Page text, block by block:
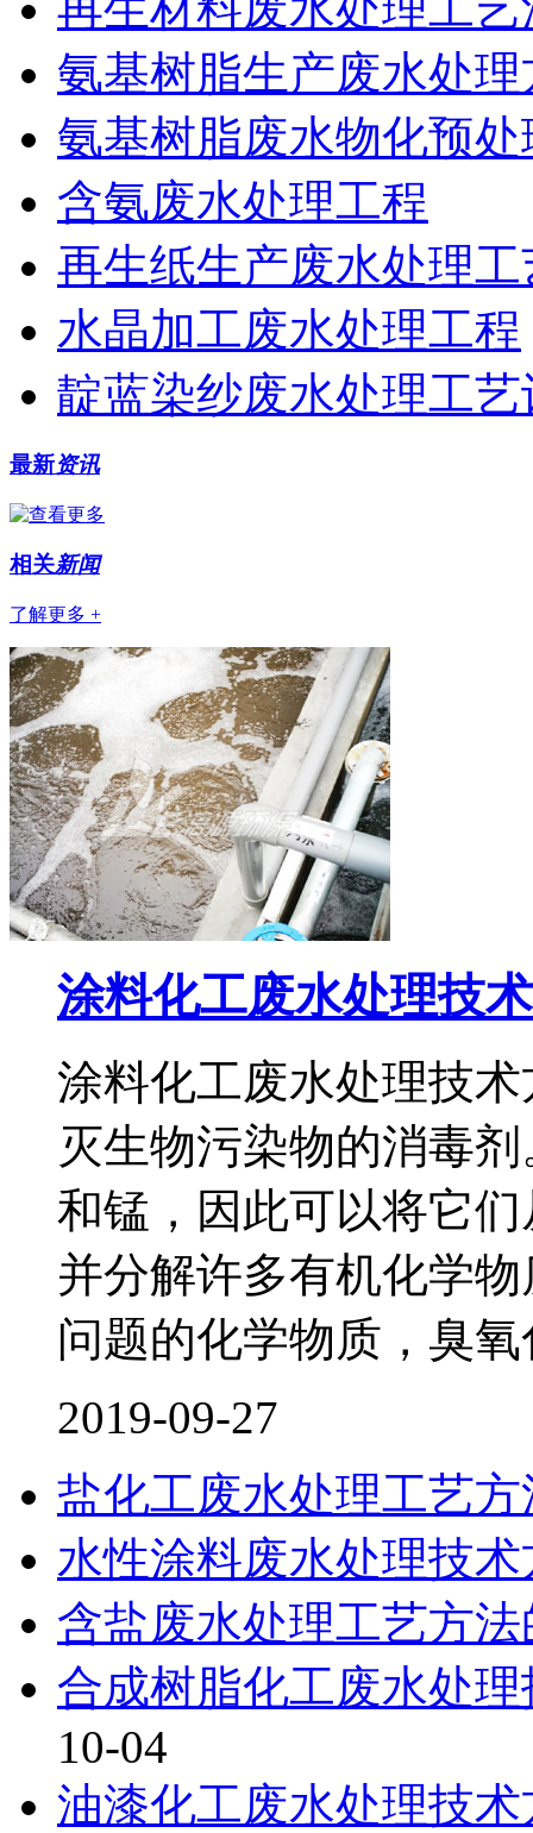
氨基树脂生产废水处理
氨基树脂废水物化预
含氨废水处理工程
再生纸生产废水处理工
水晶加工废水处理工程
靛蓝染纱废水处理工艺
最新资讯
相关新闻
了解更多 +
涂料化工废水处理技
涂料化工废水处理技
灭生物污染物的消毒
和锰，因此可以将它
并分解许多有机化学
问题的化学物质，臭
2019-09-27
盐化工废水处理工艺
水性涂料废水处理技
含盐废水处理工艺方
合成树脂化工废水处
10-04
油漆化工废水处理技